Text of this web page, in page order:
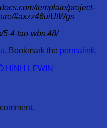
template/project-
#axzz46uiUtWgs
5-4-tao-wbs.48/
. Bookmark the permalink.
HÌNH LEWIN